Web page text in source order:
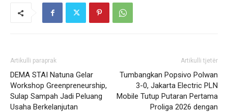
Artikulli paraprak
DEMA STAI Natuna Gelar
Workshop Greenpreneurship,
Sulap Sampah Jadi Peluang
Usaha Berkelanjutan
Artikulli tjetër
Tumbangkan Popsivo Polwan
3-0, Jakarta Electric PLN
Mobile Tutup Putaran Pertama
Proliga 2026 dengan